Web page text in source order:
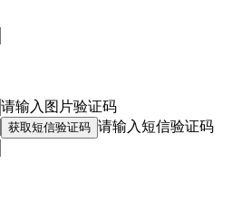
请输入图片验证码
获取短信验证码 请输入短信验证码